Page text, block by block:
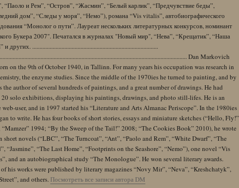
“Паоло и Рем”, “Остров”, “Жасмин”, “Белый карлик”, “Предчувствие беды”,
дом”, “Следы у моря”, “Немо”), романа “Vis vitalis”, автобиографического
“Монолог о пути”. Лауреат нескольких литературных конкурсов, номинант
Букера 2007". Печатался в журналах "Новый мир", “Нева”, “Крещатик”, “Наша
и других. ......................................................................................
Dan Markovich
on the 9th of October 1940, in Tallinn. For many years his occupation was research in
the enzyme studies. Since the middle of the 1970ies he turned to painting, and by
the author of several hundreds of paintings, and a great number of drawings. He had
20 solo exhibitions, displaying his paintings, drawings, and photo still-lifes. He is an
web-user, and in 1997 started his “Literature and Arts Almanac Periscope”. In the 1980ies
to write. He has four books of short stories, essays and miniature sketches (“Hello, Fly!”
“Mamzer” 1994; “By the Sweep of the Tail!” 2008; “The Cookies Book” 2010), he wrote
short novels (“LBC”, “The Turncoat”, “Ant”, “Paolo and Rem”, “White Dwarf”, “The
“Jasmine”, “The Last Home”, “Footprints on the Seashore”, “Nemo”), one novel “Vis
and an autobiographical study “The Monologue”. He won several literary awards.
of his works were published by literary magazines “Novy Mir”, “Neva”, “Kreshchatyk”,
and others. Посмотреть все записи автора DM